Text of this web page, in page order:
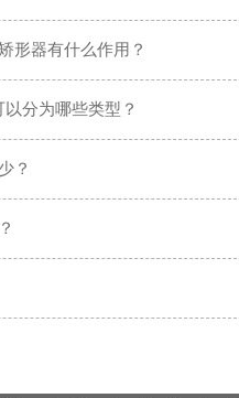
形器有什么作用？
分为哪些类型？
？